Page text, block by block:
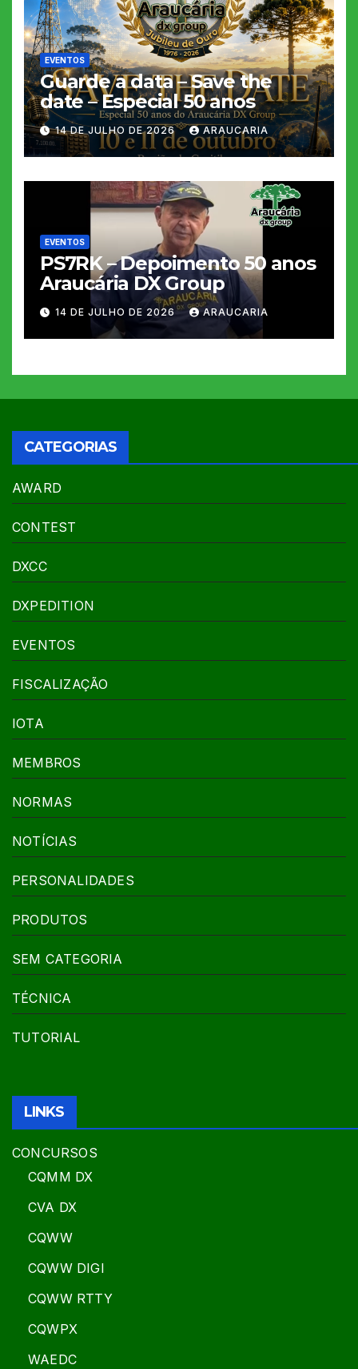
EVENTOS
Guarde a data – Save the
date – Especial 50 anos
14 DE JULHO DE 2026 ARAUCARIA
EVENTOS
PS7RK – Depoimento 50 anos
Araucária DX Group
14 DE JULHO DE 2026 ARAUCARIA
CATEGORIAS
AWARD
CONTEST
DXCC
DXPEDITION
EVENTOS
FISCALIZAÇÃO
IOTA
MEMBROS
NORMAS
NOTÍCIAS
PERSONALIDADES
PRODUTOS
SEM CATEGORIA
TÉCNICA
TUTORIAL
LINKS
CONCURSOS
CQMM DX
CVA DX
CQWW
CQWW DIGI
CQWW RTTY
CQWPX
WAEDC